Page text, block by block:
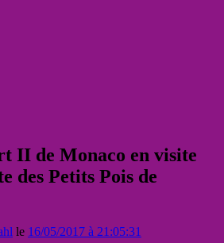
II de Monaco en visite
des Petits Pois de
le 16/05/2017 à 21:05:31